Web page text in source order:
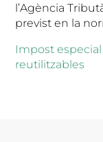
l’Agència
previst en la
Impost
reutilitzables